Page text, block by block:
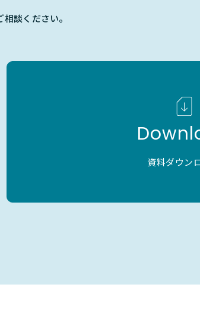
談ください。
資料ダウン